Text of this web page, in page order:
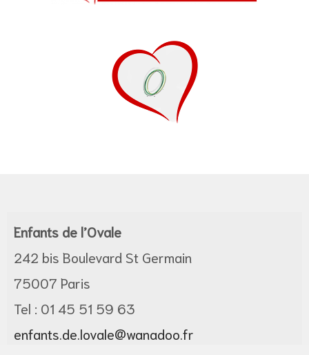
Enfants de l’Ovale
242 bis Boulevard St Germain
75007 Paris
Tel : 01 45 51 59 63
enfants.de.lovale@wanadoo.fr